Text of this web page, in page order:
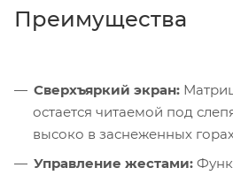
Преимущества
Сверхъяркий экран:
остается читаемой под
высоко в заснеженных
Управление жестами: